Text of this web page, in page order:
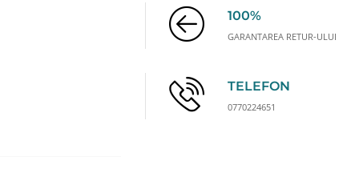
100%
GARANTAREA RETUR-ULUI
TELEFON
0770224651